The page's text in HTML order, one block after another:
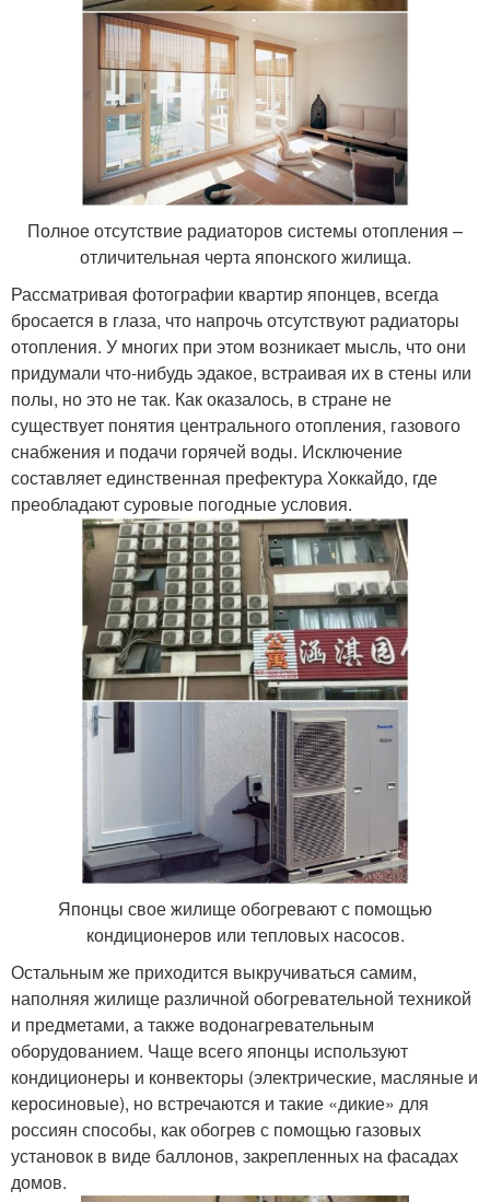
Полное отсутствие радиаторов системы отопления –
отличительная черта японского жилища.
Рассматривая фотографии квартир японцев, всегда
бросается в глаза, что напрочь отсутствуют радиаторы
отопления. У многих при этом возникает мысль, что они
придумали что-нибудь эдакое, встраивая их в стены или
полы, но это не так. Как оказалось, в стране не
существует понятия центрального отопления, газового
снабжения и подачи горячей воды. Исключение
составляет единственная префектура Хоккайдо, где
преобладают суровые погодные условия.
Японцы свое жилище обогревают с помощью
кондиционеров или тепловых насосов.
Остальным же приходится выкручиваться самим,
наполняя жилище различной обогревательной техникой
и предметами, а также водонагревательным
оборудованием. Чаще всего японцы используют
кондиционеры и конвекторы (электрические, масляные и
керосиновые), но встречаются и такие «дикие» для
россиян способы, как обогрев с помощью газовых
установок в виде баллонов, закрепленных на фасадах
домов.